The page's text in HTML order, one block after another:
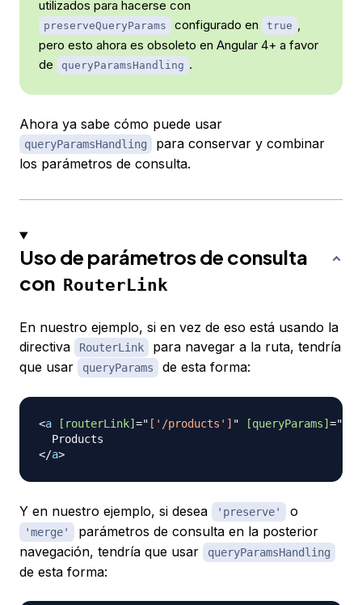
utilizados para hacerse con
preserveQueryParams configurado en true ,
pero esto ahora es obsoleto en Angular 4+ a favor
de
queryParamsHandling .
Ahora ya sabe cómo puede usar
queryParamsHandling
para conservar y combinar
los parámetros de consulta.
Uso de parámetros de consulta
con RouterLink
En nuestro ejemplo, si en vez de eso está usando la
directiva
RouterLink
para navegar a la ruta, tendría
que usar
queryParams de esta forma:
<a [routerLink] =" ['/products'] " [queryParams] ="
</a>
Y en nuestro ejemplo, si desea 'preserve' o
'merge'
parámetros de consulta en la posterior
navegación, tendría que usar
queryParamsHandling
de esta forma: